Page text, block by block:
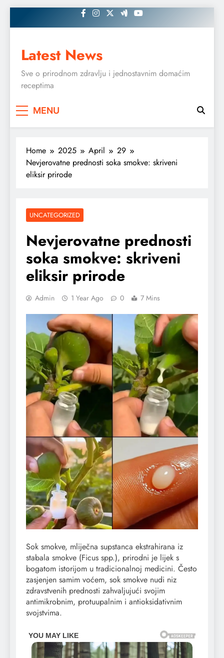
to
Latest News
Sve o prirodnom zdravlju i jednostavnim domaćim
receptima
MENU
Home 2025 April
29
Nevjerovatne prednosti soka smokve: skriveni
eliksir prirode
UNCATEGORIZED
Nevjerovatne prednosti
soka smokve: skriveni
eliksir prirode
Admin 1 Year Ago 0 7 Mins
Sok smokve, mliječna supstanca ekstrahirana iz
stabala smokve (Ficus spp.), prirodni je lijek s
bogatom istorijom u tradicionalnoj medicini. Često
zasjenjen samim voćem, sok smokve nudi niz
zdravstvenih prednosti zahvaljujući svojim
antimikrobnim, protuupalnim i antioksidativnim
svojstvima.